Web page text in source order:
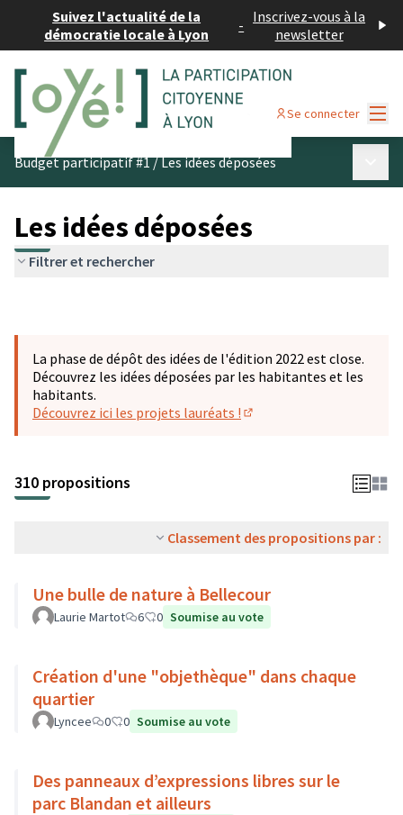
Suivez l'actualité de la
démocratie locale à Lyon
- Inscrivez-vous à la
newsletter
Se connecter
Budget participatif #1/Les idées déposées
Les idées déposées
Filtrer et rechercher
La phase de dépôt des idées de l'édition 2022 est close.
Découvrez les idées déposées par les habitantes et les
habitants.
Découvrez ici les projets lauréats !
310 propositions
Classement des propositions par :
Une bulle de nature à Bellecour
Laurie Martot 6 0 Soumise au vote
Création d'une "objethèque" dans chaque
quartier
Lyncee 0 0 Soumise au vote
Des panneaux d’expressions libres sur le
parc Blandan et ailleurs